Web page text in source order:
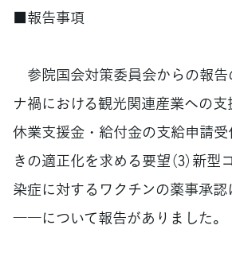
■報告事項
参院国会対策委員会からの報告
ナ禍における観光関連産業への支
休業支援金・給付金の支給申請
きの適正化を求める要望（3）新型
染症に対するワクチンの薬事承
――について報告がありました。